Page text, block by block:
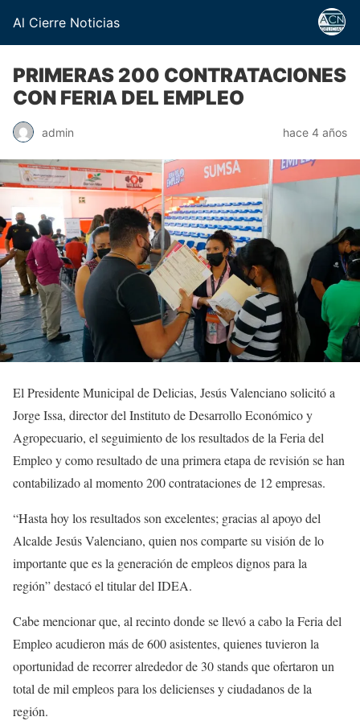
Al Cierre Noticias
PRIMERAS 200 CONTRATACIONES
CON FERIA DEL EMPLEO
admin hace 4 años
El Presidente Municipal de Delicias, Jesús Valenciano solicitó a
Jorge Issa, director del Instituto de Desarrollo Económico y
Agropecuario, el seguimiento de los resultados de la Feria del
Empleo y como resultado de una primera etapa de revisión se han
contabilizado al momento 200 contrataciones de 12 empresas.
“Hasta hoy los resultados son excelentes; gracias al apoyo del
Alcalde Jesús Valenciano, quien nos comparte su visión de lo
importante que es la generación de empleos dignos para la
región” destacó el titular del IDEA.
Cabe mencionar que, al recinto donde se llevó a cabo la Feria del
Empleo acudieron más de 600 asistentes, quienes tuvieron la
oportunidad de recorrer alrededor de 30 stands que ofertaron un
total de mil empleos para los delicienses y ciudadanos de la
región.